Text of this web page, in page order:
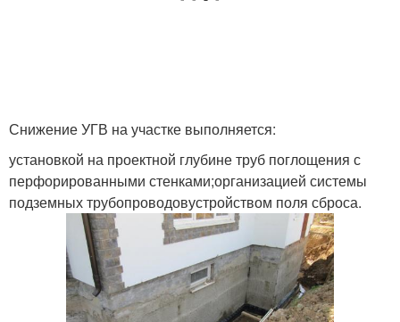
Снижение УГВ на участке выполняется:
установкой на проектной глубине труб поглощения с
перфорированными стенками;организацией системы
подземных трубопроводовустройством поля сброса.